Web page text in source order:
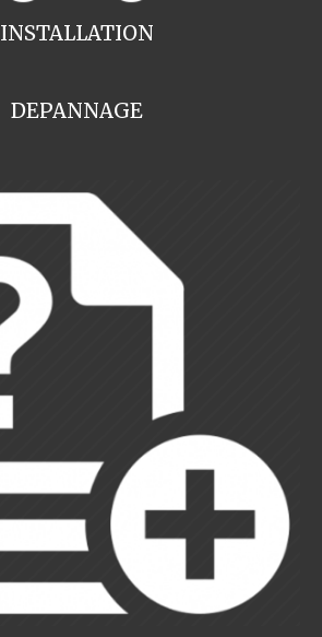
INSTALLATION
DEPANNAGE